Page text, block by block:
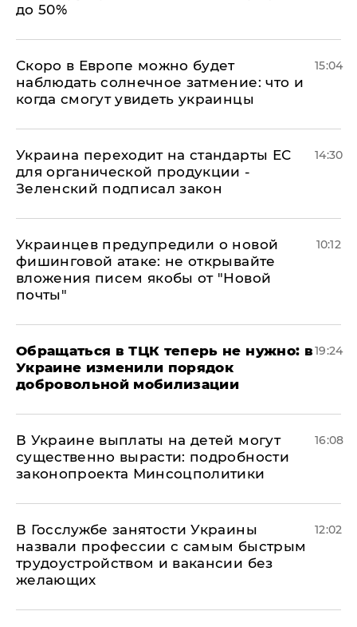
до 50%
Скоро в Европе можно будет
наблюдать солнечное затмение: что и
когда смогут увидеть украинцы
15:04
Украина переходит на стандарты ЕС
для органической продукции -
Зеленский подписал закон
14:30
Украинцев предупредили о новой
фишинговой атаке: не открывайте
вложения писем якобы от "Новой
почты"
10:12
Обращаться в ТЦК теперь не нужно: в
Украине изменили порядок
добровольной мобилизации
19:24
В Украине выплаты на детей могут
существенно вырасти: подробности
законопроекта Минсоцполитики
16:08
В Госслужбе занятости Украины
назвали профессии с самым быстрым
трудоустройством и вакансии без
желающих
12:02